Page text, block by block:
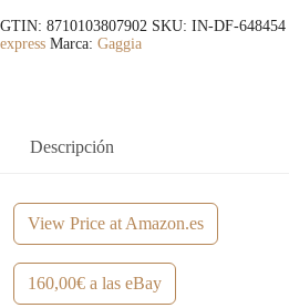
GTIN: 8710103807902 SKU: IN-DF-648454
express Marca: Gaggia
Descripción
View Price at Amazon.es
160,00€ a las eBay